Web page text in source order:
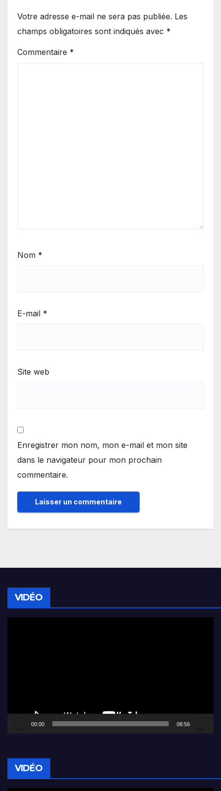
Votre adresse e-mail ne sera pas publiée. Les
champs obligatoires sont indiqués avec *
Commentaire *
Nom *
E-mail *
Site web
Enregistrer mon nom, mon e-mail et mon site
dans le navigateur pour mon prochain
commentaire.
VIDÉO
00:00 08:56
VIDÉO